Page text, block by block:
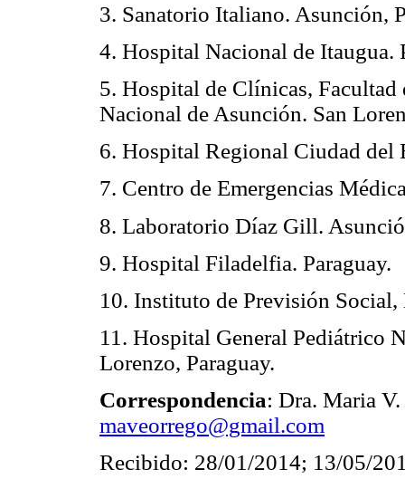
3. Sanatorio Italiano. Asunción,
4. Hospital Nacional de Itaugua.
5. Hospital de Clínicas,
Nacional de Asunción. San
6. Hospital Regional Ciudad del
7. Centro de Emergencias
8. Laboratorio Díaz Gill.
9. Hospital Filadelfia. Paraguay.
10. Instituto de Previsión Social,
11. Hospital General Pediátrico
Lorenzo, Paraguay.
Correspondencia: Dra. Maria
maveorrego@gmail.com
Recibido: 28/01/2014; 13/05/